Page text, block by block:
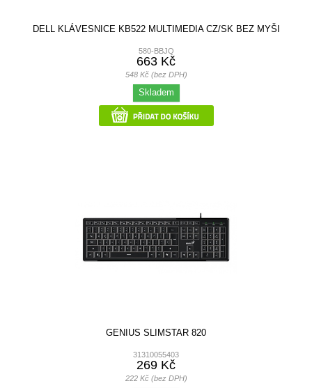
DELL KLÁVESNICE KB522 MULTIMEDIA CZ/SK BEZ MYŠI
580-BBJQ
663 Kč
548 Kč (bez DPH)
Skladem
GENIUS SLIMSTAR 820
31310055403
269 Kč
222 Kč (bez DPH)